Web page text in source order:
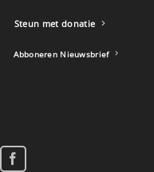
Steun met donatie
Abboneren Nieuwsbrief